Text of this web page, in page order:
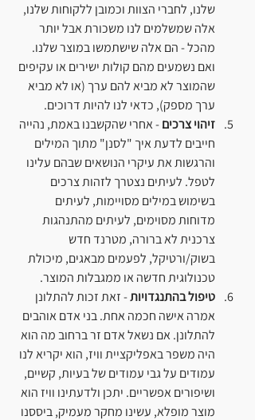
שלנו, לחברי הצוות וכמובן ללקוחות שלנו,
אלה שמשלמים לנו משכורת אבל יותר
מהכל - הם אלה שישתמשו במוצר שלנו.
ואם נשמעים מהם קולות ישירים או עקיפים
שהמוצר לא מביא להם ערך (או לא מביא
ערך מספק), כדאי לנו להיות דרוכים.
זיהוי צרכים - אחרי שהקשבנו באמת, נהייה
חייבים לדעת איך "לסנן" מתוך המילים
והרגשות את עיקרי הנושאים שבהם עלינו
לטפל. לעיתים נצטרך לזהות צרכים
בשימוש במילים מסויימות, לעיתים
מדוחות מסוימים, לעיתים מהתנהגות
צרכנית לא ברורה, מטרנד חדש
בשוק/ורטיקל, לפעמים מבאגים, מיכולת
טכנולוגית חדשה או ממגבלות המוצר.
טיפול בהתנגדויות - זאת זכות להתלונן
אמרה אישה חכמה אחת. בני אדם אוהבים
להתלונן. אם נשאל אדם זר ברחוב מה הוא
היה משפר באפליקציית וויז, הוא יקריא לנו
עמודים על גבי עמודים של בעיות, קשיים,
ושיפורים אפשריים. יתכן ולדעתינו וויז הוא
מוצר מופלא, עשינו מחקר מעמיק, ביססנו